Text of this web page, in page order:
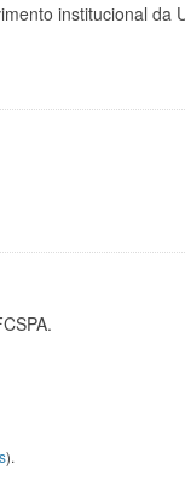
institucional da
).